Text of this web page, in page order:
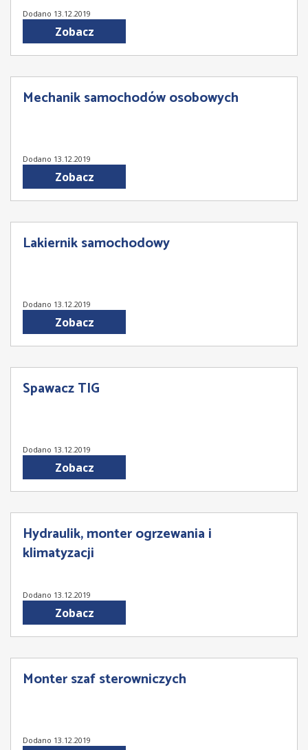
Dodano 13.12.2019
Zobacz
Mechanik samochodów osobowych
Dodano 13.12.2019
Zobacz
Lakiernik samochodowy
Dodano 13.12.2019
Zobacz
Spawacz TIG
Dodano 13.12.2019
Zobacz
Hydraulik, monter ogrzewania i
klimatyzacji
Dodano 13.12.2019
Zobacz
Monter szaf sterowniczych
Dodano 13.12.2019